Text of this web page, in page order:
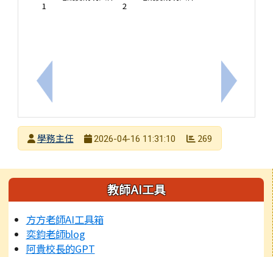
上一筆：臺南市新泰國民小學學生獎懲規定
1 2
下一筆：
發布者
學務主任
2026-04-16 11:31:10 269
左邊區域內容 教師AI工具
方方老師AI工具箱
奕鈞老師blog
阿貴校長的GPT